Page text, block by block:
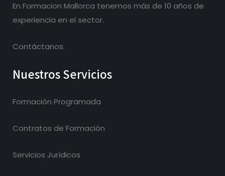
En Formacion Mallorca tenemos más de 10 años de
experiencia en el sector.
Contáctanos.
Nuestros Servicios
Formación Programada
Contratos de Formación
Servicios Jurídicos